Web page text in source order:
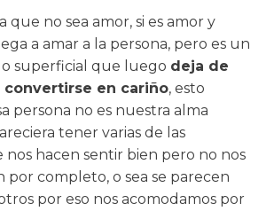
que no sea amor, si es amor y
a amar a la persona, pero es un
superficial que luego deja de
convertirse en cariño, esto
persona no es nuestra alma
tener varias de las
nos hacen sentir bien pero no nos
completo, o sea se parecen
por eso nos acomodamos por